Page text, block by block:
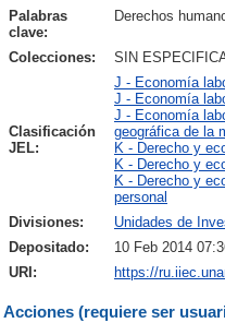
Palabras
clave:
Derechos
Colecciones: SIN
Clasificación
JEL:
J - Economía
J - Economía
J - Economía
geográfica de la
K - Derecho y
K - Derecho y
K - Derecho y
personal
Divisiones:
Unidades de
Depositado:
10 Feb 2014
URI:
https://
Acciones (requiere ser